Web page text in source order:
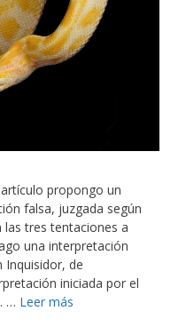
propongo un
falsa, juzgada según
tres tentaciones a
una interpretación
Inquisidor, de
iniciada por el
… Leer más